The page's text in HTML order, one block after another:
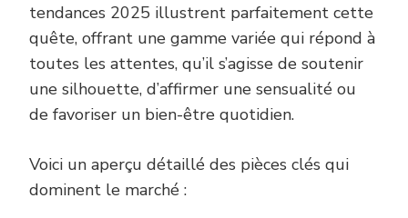
tendances 2025 illustrent parfaitement cette
quête, offrant une gamme variée qui répond à
toutes les attentes, qu’il s’agisse de soutenir
une silhouette, d’affirmer une sensualité ou
de favoriser un bien-être quotidien.
Voici un aperçu détaillé des pièces clés qui
dominent le marché :